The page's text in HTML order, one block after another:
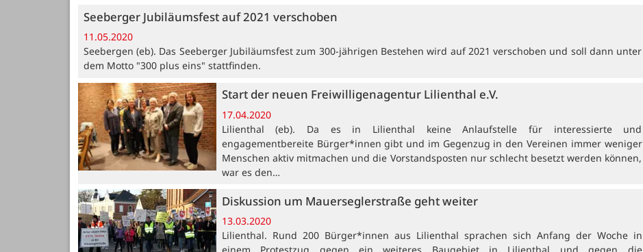
Seeberger Jubiläumsfest auf 2021 verschoben
11.05.2020
Seebergen (eb). Das Seeberger Jubiläumsfest zum 300-jährigen Bestehen wird auf 2021 verschoben und soll dann unter
dem Motto "300 plus eins" stattfinden.
Start der neuen Freiwilligenagentur Lilienthal e.V.
17.04.2020
Lilienthal (eb). Da es in Lilienthal keine Anlaufstelle für interessierte und
engagementbereite Bürger*innen gibt und im Gegenzug in den Vereinen immer weniger
Menschen aktiv mitmachen und die Vorstandsposten nur schlecht besetzt werden können,
war es den…
Diskussion um Mauerseglerstraße geht weiter
13.03.2020
Lilienthal. Rund 200 Bürger*innen aus Lilienthal sprachen sich Anfang der Woche in